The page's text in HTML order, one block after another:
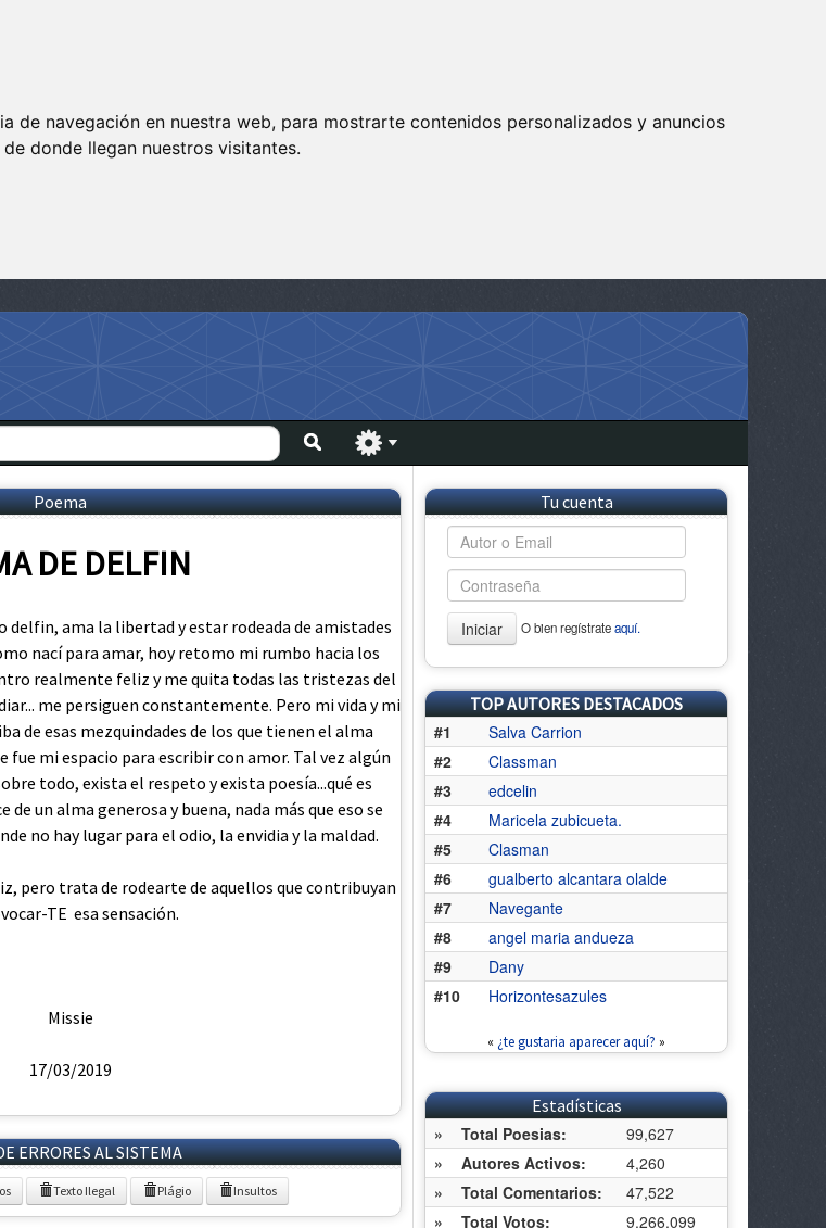
de navegación en nuestra web, para mostrarte contenidos personalizados y anuncios
donde llegan nuestros visitantes.
Poema
DE DELFIN
delfin, ama la libertad y estar rodeada de amistades
nací para amar, hoy retomo mi rumbo hacia los
realmente feliz y me quita todas las tristezas del
me persiguen constantemente. Pero mi vida y mi
de esas mezquindades de los que tienen el alma
fue mi espacio para escribir con amor. Tal vez algún
todo, exista el respeto y exista poesía...qué es
de un alma generosa y buena, nada más que eso se
no hay lugar para el odio, la envidia y la maldad.
pero trata de rodearte de aquellos que contribuyan
TE esa sensación.
Missie
17/03/2019
ERRORES AL SISTEMA
Texto Ilegal Plágio Insultos
Tu cuenta
Iniciar O bien regístrateaquí.
TOP AUTORES DESTACADOS
#1
Salva Carrion
#2
Classman
#3
edcelin
#4
Maricela zubicueta.
#5
Clasman
#6
gualberto alcantara olalde
#7
Navegante
#8
angel maria andueza
#9
Dany
#10
Horizontesazules
« ¿te gustaria aparecer aquí? »
Estadísticas
»
Total Poesias:
99,627
»
Autores Activos:
4,260
»
Total Comentarios:
47,522
»
Total Votos:
9,266,099